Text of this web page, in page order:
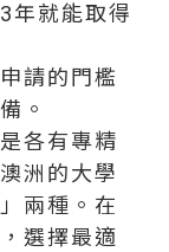
年就能取得
請的門檻
。
各有專精
洲的大學
兩種。在
選擇最適